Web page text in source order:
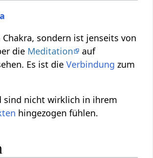
sondern ist jenseits von
die Meditation
auf
Es ist dieVerbindung zum
sind nicht wirklich in ihrem
hingezogen fühlen.